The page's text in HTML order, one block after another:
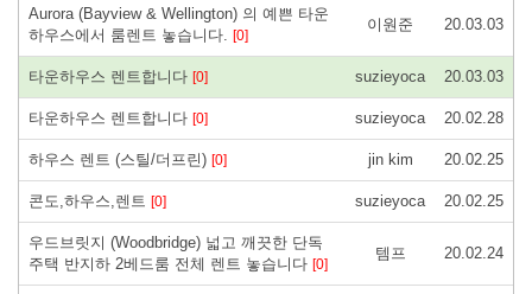
Aurora (Bayview & Wellington) 의 예쁜 타운
하우스에서 룸렌트 놓습니다. [0]
이원준 20.03.03
타운하우스 렌트합니다 [0] suzieyoca 20.03.03
타운하우스 렌트합니다 [0] suzieyoca 20.02.28
하우스 렌트 (스틸/더프린) [0] jin kim 20.02.25
콘도,하우스,렌트 [0] suzieyoca 20.02.25
우드브릿지 (Woodbridge) 넓고 깨끗한 단독
주택 반지하 2베드룸 전체 렌트 놓습니다 [0]
템프 20.02.24